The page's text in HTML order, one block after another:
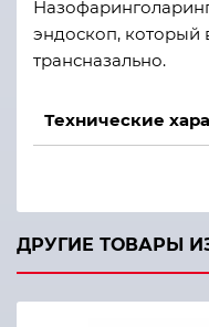
эндоскоп, который
трансназально.
Технические
Глубина резкости
Отклонение
ДРУГИЕ ТОВАРЫ